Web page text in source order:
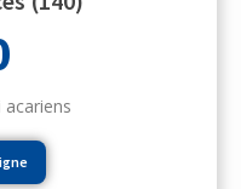
acariens